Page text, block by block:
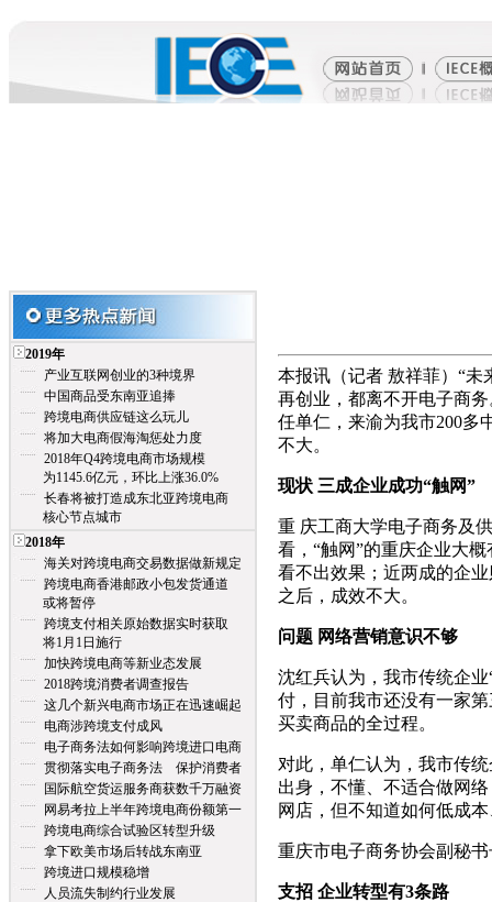
2019年
产业互联网创业的3种境界
中国商品受东南亚追捧
跨境电商供应链这么玩儿
将加大电商假海淘惩处力度
2018年Q4跨境电商市场规模
为1145.6亿元，环比上涨36.0%
长春将被打造成东北亚跨境电商
核心节点城市
2018年
海关对跨境电商交易数据做新规定
跨境电商香港邮政小包发货通道
或将暂停
跨境支付相关原始数据实时获取
将1月1日施行
加快跨境电商等新业态发展
2018跨境消费者调查报告
这几个新兴电商市场正在迅速崛起
电商涉跨境支付成风
电子商务法如何影响跨境进口电商
贯彻落实电子商务法 保护消费者
国际航空货运服务商获数千万融资
网易考拉上半年跨境电商份额第一
跨境电商综合试验区转型升级
拿下欧美市场后转战东南亚
跨境进口规模稳增
人员流失制约行业发展
本报讯（记者 敖祥菲）“未
再创业，都离不开电子商
任单仁，来渝为我市200多
不大。
现状 三成企业成功“触网”
重 庆工商大学电子商务及
看，“触网”的重庆企业大
看不出效果；近两成的企
之后，成效不大。
问题 网络营销意识不够
沈红兵认为，我市传统企
付，目前我市还没有一家
买卖商品的全过程。
对此，单仁认为，我市传
出身，不懂、不适合做网
网店，但不知道如何低成
重庆市电子商务协会副秘
支招 企业转型有3条路